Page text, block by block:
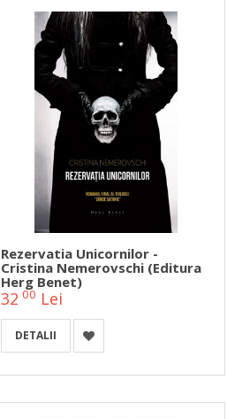
Rezervatia Unicornilor -
Cristina Nemerovschi (Editura
Herg Benet)
32 00 Lei
DETALII